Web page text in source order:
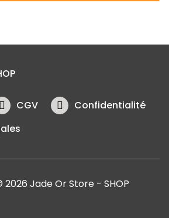
CGV
Confidentialité
Jade Or Store - SHOP